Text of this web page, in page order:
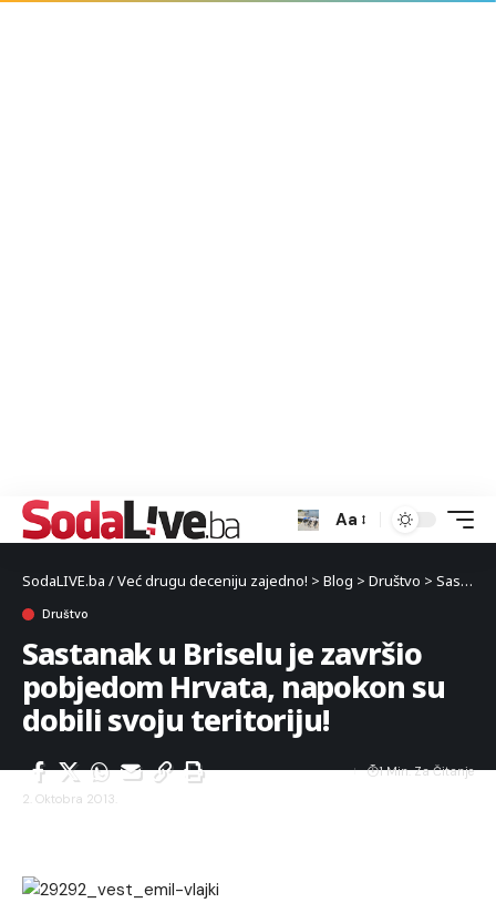
Aa
SodaLIVE.ba / Već drugu deceniju zajedno! > Blog > Društvo > Sastanak u Briselu je završio pobjedom Hrvata, napokon su dobili svoju teritoriju!
Društvo
Sastanak u Briselu je završio
pobjedom Hrvata, napokon su
dobili svoju teritoriju!
2. Oktobra 2013.
1 Min. Za Čitanje